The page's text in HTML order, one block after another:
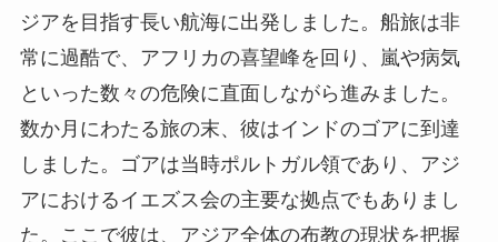
ジアを目指す長い航海に出発しました。船旅は非
常に過酷で、アフリカの喜望峰を回り、嵐や病気
といった数々の危険に直面しながら進みました。
数か月にわたる旅の末、彼はインドのゴアに到達
しました。ゴアは当時ポルトガル領であり、アジ
アにおけるイエズス会の主要な拠点でもありまし
た。ここで彼は、アジア全体の布教の現状を把握